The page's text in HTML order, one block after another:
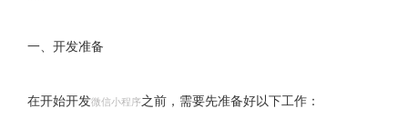
一、开发准备
在开始开发微信小程序之前，需要先准备好以下工作：